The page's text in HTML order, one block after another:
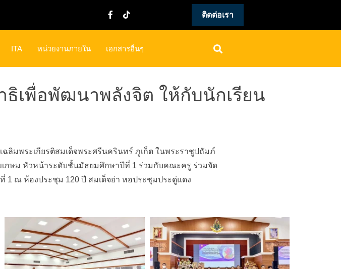
ติดต่อเรา
ITA หน่วยงานภายใน เอกสารอื่นๆ
เพื่อพัฒนาพลังจิต ให้กับนักเรียน
ลิมพระเกียรติสมเด็จพระศรีนครินทร์ ภูเก็ต ในพระราชูปถัมภ์
กษม หัวหน้าระดับชั้นมัธยมศึกษาปีที่ 1 ร่วมกับคณะครู ร่วมจัด
ที่ 1 ณ ห้องประชุม 120 ปี สมเด็จย่า หอประชุมประดู่แดง